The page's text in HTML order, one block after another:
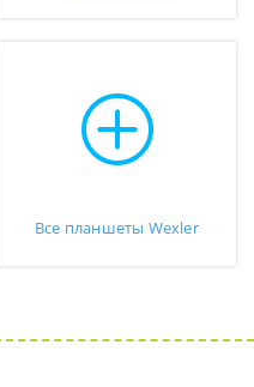
Все планшеты Wexler